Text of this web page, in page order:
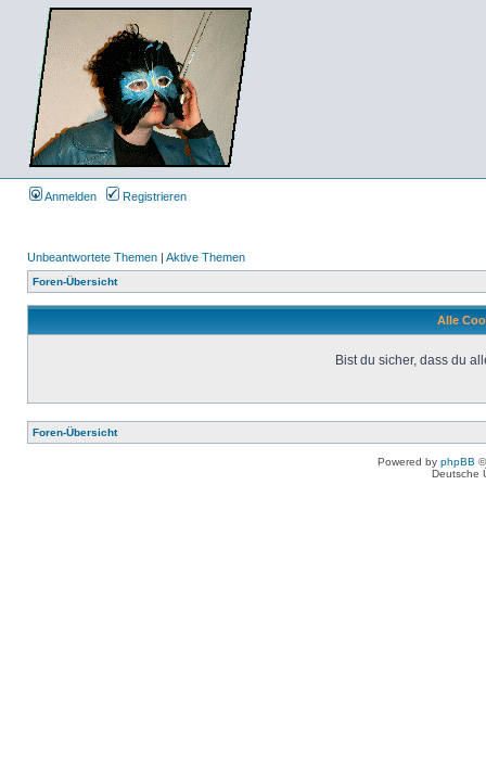
Anmelden Registrieren
Unbeantwortete Themen | Aktive Themen
Foren-Übersicht
Alle
Bist du sicher, dass du
Foren-Übersicht
Powered by phpBB
Deutsche